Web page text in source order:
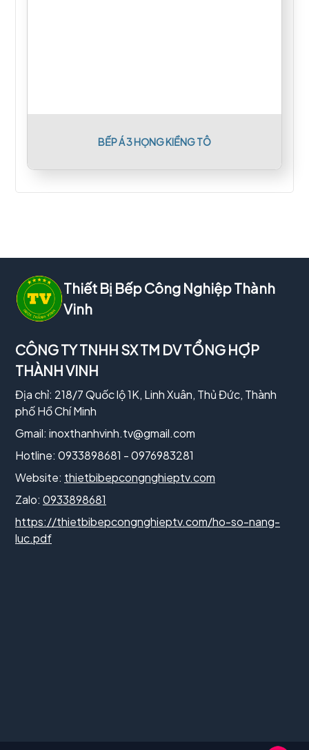
BẾP Á 3 HỌNG KIỀNG TÔ
Thiết Bị Bếp Công Nghiệp Thành
Vinh
CÔNG TY TNHH SX TM DV TỔNG HỢP
THÀNH VINH
Địa chỉ: 218/7 Quốc lộ 1K, Linh Xuân, Thủ Đức, Thành
phố Hồ Chí Minh
Gmail: inoxthanhvinh.tv@gmail.com
Hotline: 0933898681 - 0976983281
Website: thietbibepcongnghieptv.com
Zalo: 0933898681
https://thietbibepcongnghieptv.com/ho-so-nang-
luc.pdf